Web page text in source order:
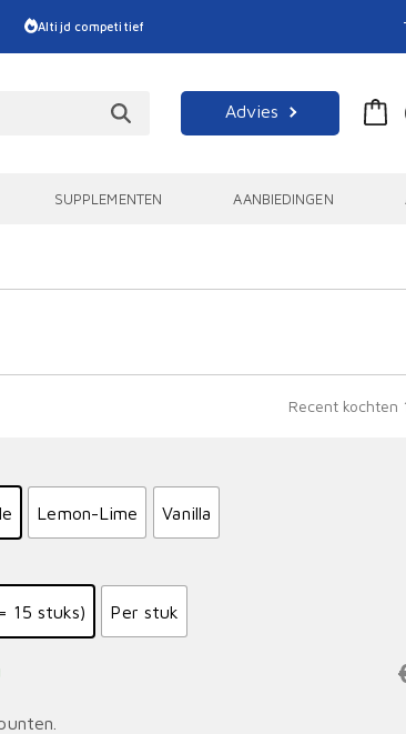
Altijd competitief
Advies
SUPPLEMENTEN AANBIEDINGEN
Recent kochten
Lemon-Lime Vanilla
15 stuks) Per stuk